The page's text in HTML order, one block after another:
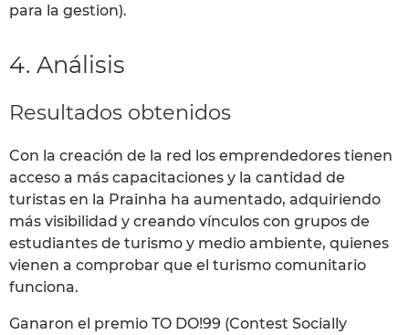
para la gestion).
4. Análisis
Resultados obtenidos
Con la creación de la red los emprendedores tienen
acceso a más capacitaciones y la cantidad de
turistas en la Prainha ha aumentado, adquiriendo
más visibilidad y creando vínculos con grupos de
estudiantes de turismo y medio ambiente, quienes
vienen a comprobar que el turismo comunitario
funciona.
Ganaron el premio TO DO!99 (Contest Socially